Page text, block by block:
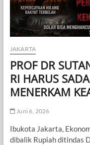
JAKARTA
PROF DR
RI HARUS
MENERKAM
Juni 6, 2026
Ibukota Jakarta,
dibalik Rupiah ditindas